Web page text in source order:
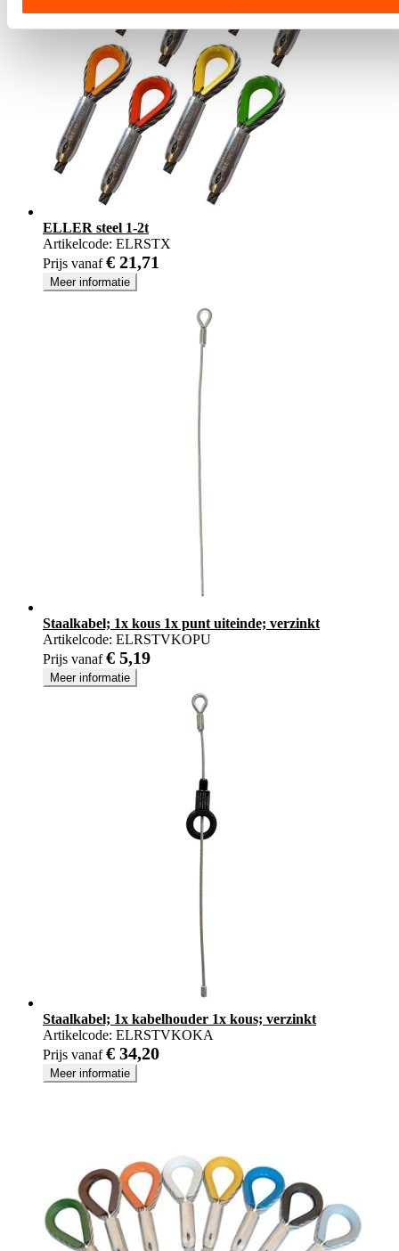
ELLER steel 1-2t
Artikelcode: ELRSTX
Prijs vanaf € 21,71
Meer informatie
Staalkabel; 1x kous 1x punt uiteinde; verzinkt
Artikelcode: ELRSTVKOPU
Prijs vanaf € 5,19
Meer informatie
Staalkabel; 1x kabelhouder 1x kous; verzinkt
Artikelcode: ELRSTVKOKA
Prijs vanaf € 34,20
Meer informatie